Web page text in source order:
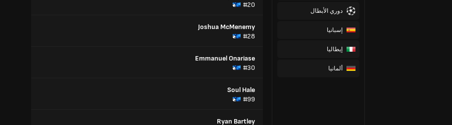
دوري الأبطال
إسبانيا
إيطاليا
ألمانيا
#20
Joshua McMenemy
#28
Emmanuel Onariase
#30
Soul Hale
#99
Ryan Bartley